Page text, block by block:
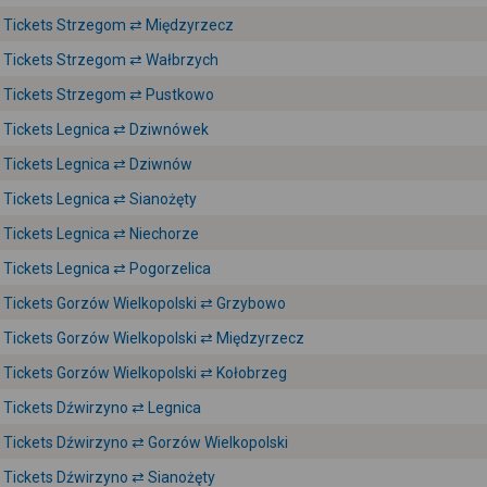
Tickets Strzegom ⇄ Międzyrzecz
Tickets Strzegom ⇄ Wałbrzych
Tickets Strzegom ⇄ Pustkowo
Tickets Legnica ⇄ Dziwnówek
Tickets Legnica ⇄ Dziwnów
Tickets Legnica ⇄ Sianożęty
Tickets Legnica ⇄ Niechorze
Tickets Legnica ⇄ Pogorzelica
Tickets Gorzów Wielkopolski ⇄ Grzybowo
Tickets Gorzów Wielkopolski ⇄ Międzyrzecz
Tickets Gorzów Wielkopolski ⇄ Kołobrzeg
Tickets Dźwirzyno ⇄ Legnica
Tickets Dźwirzyno ⇄ Gorzów Wielkopolski
Tickets Dźwirzyno ⇄ Sianożęty